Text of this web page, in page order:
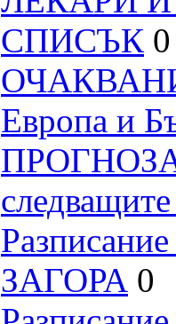
СПИСЪК 0
ОЧАКВАНИ
Европа и
ПРОГНОЗА
ЗАГОРА 0